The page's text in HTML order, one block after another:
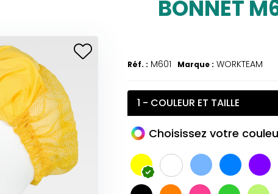
BONNET
Réf. : M601 Marque : WORKTEAM
1 - COULEUR ET TAILLE
Choisissez votre